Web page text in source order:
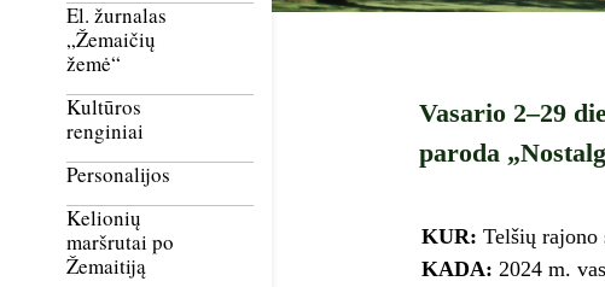
El. žurnalas
„Žemaičių
žemė“
Kultūros
renginiai
Personalijos
Kelionių
maršrutai po
Žemaitiją
Vasario 2–29
paroda
KUR: Telšių rajono
KADA: 2024 m.